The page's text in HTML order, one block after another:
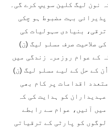
نون لیگ کلین سویپ کرے گی۔
بہت مضبوط ہو چکی
بنیادی سہولیات کی
صلاحیت صرف مسلم لیگ (ن)
کے عوام روزمرہ زندگی میں
کے حل کے لیے مسلم لیگ (ن)
اقدامات پر کام بھی
کو ہدایت کی کہ
آئیں، عوام سے رابطے
کو پارٹی کے ترقیاتی